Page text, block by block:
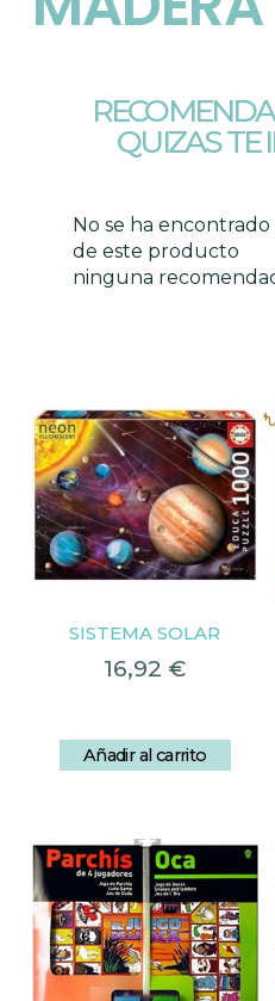
QUIZAS TE
No se ha encontrado
de este producto
ninguna
Productos
SISTEMA SOLAR
16,92 €
Añadir al carrito